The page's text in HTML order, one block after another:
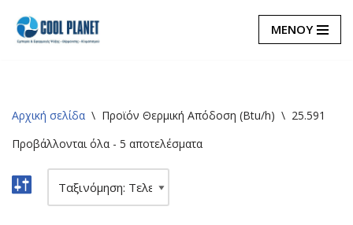
Μεταπηδήστε
ΜΕΝΟΥ
Αρχική σελίδα \ Προϊόν Θερμική Απόδοση (Btu/h) \ 25.591
Προβάλλονται όλα - 5 αποτελέσματα